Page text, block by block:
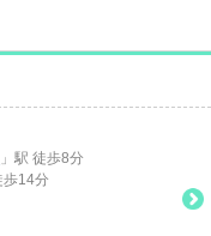
」駅 徒歩8分
歩14分